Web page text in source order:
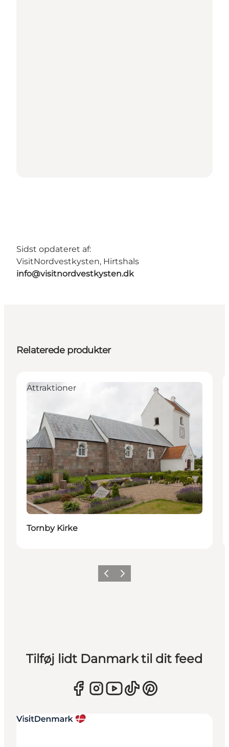
Sidst opdateret af:
VisitNordvestkysten, Hirtshals
info@visitnordvestkysten.dk
Relaterede produkter
Attraktioner
Tornby Kirke
ForrigeNæste
Tilføj lidt Danmark til dit feed